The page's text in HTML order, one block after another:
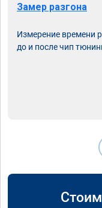
Замер разгона
Измерение времени
до и после чип